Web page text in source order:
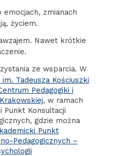
zmianach
życiem.
Nawet krótkie
ze wsparcia. W
Tadeusza Kościuszki
Pedagogiki i
, w ramach
Punkt Konsultacji
gdzie można
Punkt
Pedagogicznych –